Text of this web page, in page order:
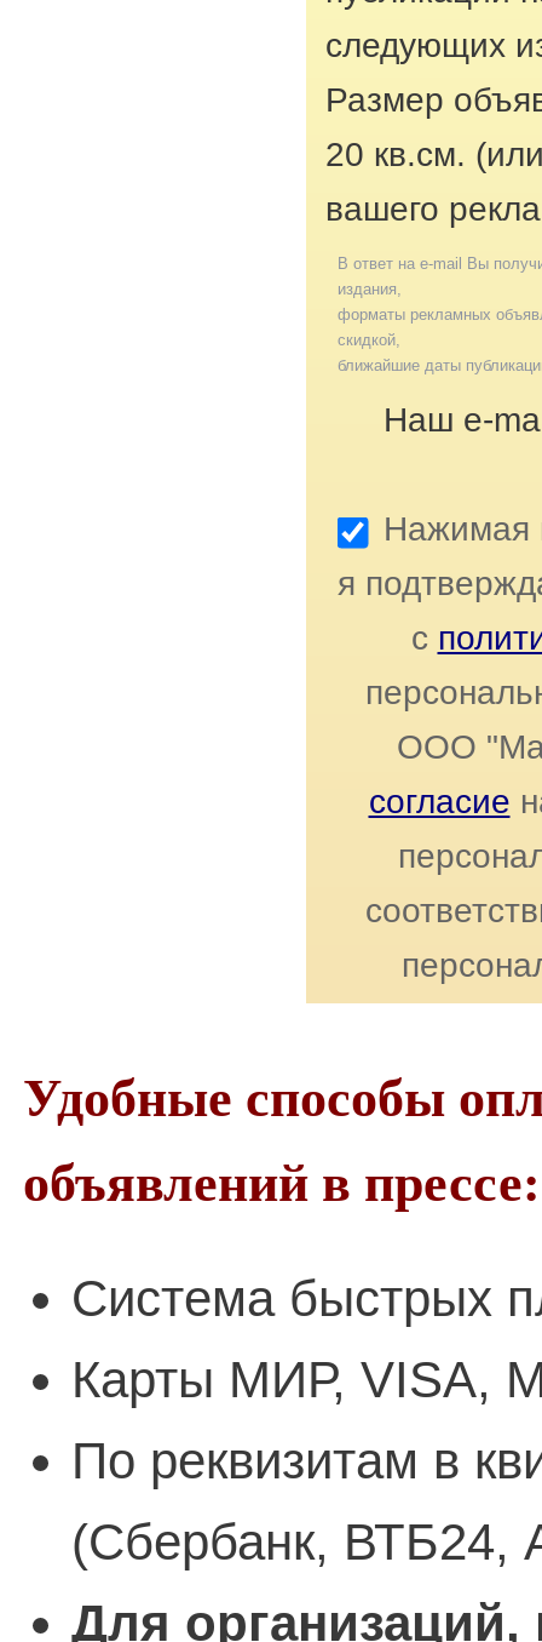
следующих
Размер
20 кв.см.
вашего
В ответ на e-mail Вы
издания,
форматы рекламных
скидкой,
ближайшие даты
Наш e-
Нажимая
я
с
ООО
согласие
Удобные способы
объявлений в прессе:
Система быстрых
Карты МИР, VISA,
По реквизитам в
(Сбербанк, ВТБ24,
Для